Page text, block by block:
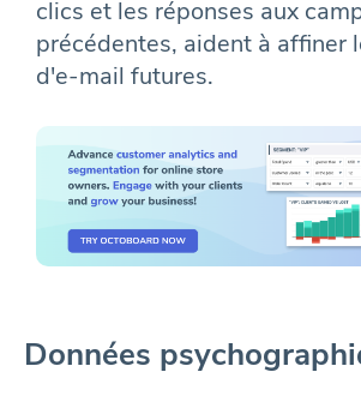
clics et les réponses aux
précédentes, aident à affiner
d'e-mail futures.
Données